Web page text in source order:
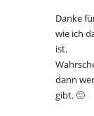
Danke
wie ich
ist.
dann
gibt. 🙂